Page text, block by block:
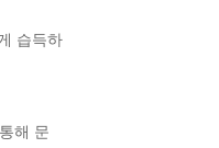
습득하
해 문